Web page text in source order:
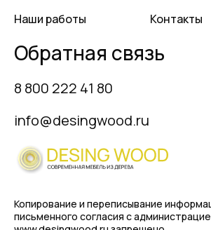
Наши работы
Контакты
Обратная связь
8 800 222 41 80
info@desingwood.ru
Копирование и переписывание
письменного согласия с